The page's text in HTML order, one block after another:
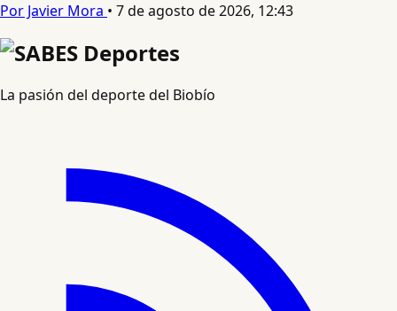
Por Javier Mora • 7 de agosto de 2026, 12:43
La pasión del deporte del Biobío